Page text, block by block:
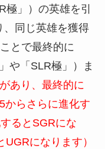
極」）の英雄を引
、同じ英雄を獲得
とで最終的に
や「SLR極」）ま
あり、最終的に
からさらに進化す
るとSGRにな
になります）